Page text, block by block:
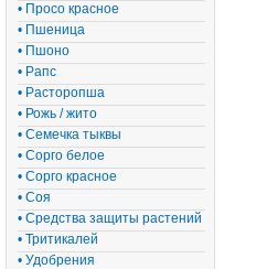
• Просо красное
• Пшеница
• Пшоно
• Рапс
• Расторопша
• Рожь / жито
• Семечка тыквы
• Сорго белое
• Сорго красное
• Соя
• Средства защиты растений
• Тритикалей
• Удобрения